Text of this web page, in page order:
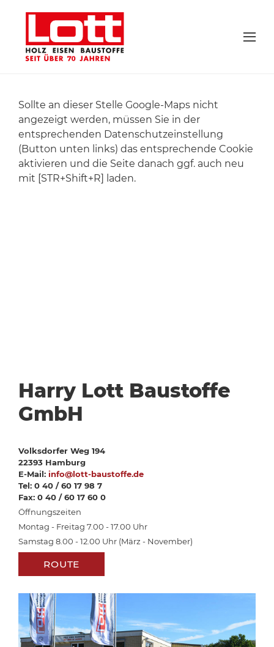
Sollte an dieser Stelle Google-Maps nicht
angezeigt werden, müssen Sie in der
entsprechenden Datenschutzeinstellung
(Button unten links) das entsprechende Cookie
aktivieren und die Seite danach ggf. auch neu
mit [STR+Shift+R] laden.
Harry Lott Baustoffe
GmbH
Volksdorfer Weg 194
22393 Hamburg
E-Mail: info@lott-baustoffe.de
Tel: 0 40 / 60 17 98 7
Fax: 0 40 / 60 17 60 0
Öffnungszeiten
Montag - Freitag 7.00 - 17.00 Uhr
Samstag 8.00 - 12.00 Uhr (März - November)
ROUTE